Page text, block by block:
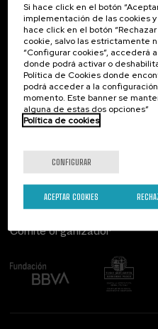
Contacto
Palacio Miramar
Paseo de Miraconcha, 48
20007 Donostia / San Sebastián
Gipuzkoa, Spain
Contacta con nosotros
Comité organizador
Si hace click en el botón
implementación de las cookies
hace click en el botón
cookie, salvo las estrictamente
“Configurar cookies”, accederá
donde podrá activar o
Política de Cookies donde
podrá acceder a la
momento. Este banner se
alguna de estas dos opciones”
Política de cookies
CONFIGURAR
ACEPTAR COOKIES